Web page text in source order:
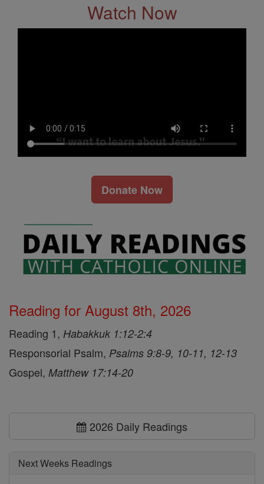
Watch Now
Donate Now
Reading for August 8th, 2026
Reading 1, Habakkuk 1:12-2:4
Responsorial Psalm, Psalms 9:8-9, 10-11, 12-13
Gospel, Matthew 17:14-20
2026 Daily Readings
Next Weeks Readings